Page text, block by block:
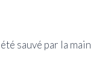
sauvé par la main